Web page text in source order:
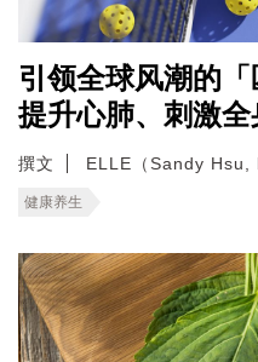
引领全球风潮的
提升心肺、刺激
撰文 ELLE（Sandy Hsu,
健康养生